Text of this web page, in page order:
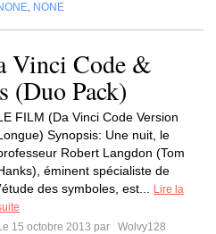
NONE
Vinci Code &
(Duo Pack)
FILM (Da Vinci Code Version
Synopsis: Une nuit, le
Robert Langdon (Tom
éminent spécialiste de
des symboles, est...
Lire la
15 octobre 2013 par
Wolvy128